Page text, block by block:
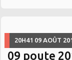
20H41 09 AOÛT
09 poute